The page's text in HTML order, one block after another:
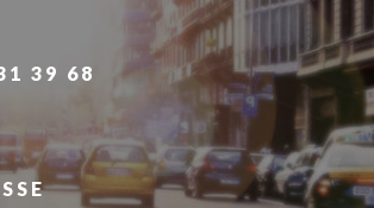
39 68